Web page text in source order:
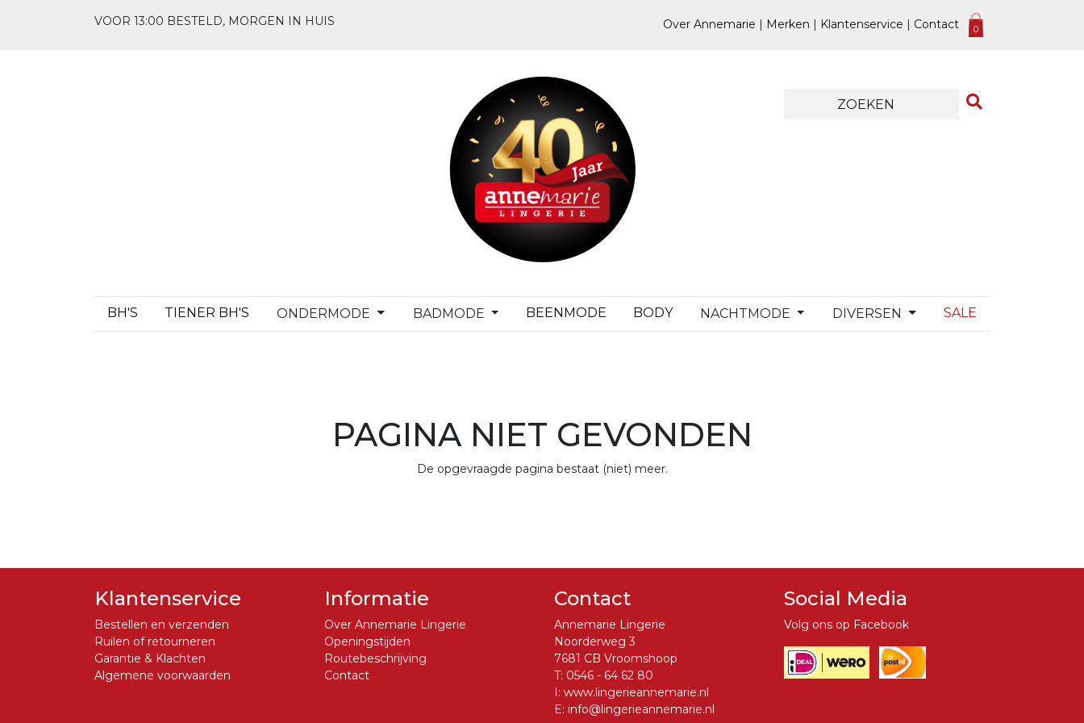
VOOR 13:00 BESTELD, MORGEN IN HUIS Over Annemarie | Merken | Klantenservice | Contact 0
BH'S TIENER BH'S ONDERMODE BADMODE BEENMODE BODY NACHTMODE DIVERSEN SALE
PAGINA NIET GEVONDEN
De opgevraagde pagina bestaat (niet) meer.
Klantenservice
Bestellen en verzenden
Ruilen of retourneren
Garantie & Klachten
Algemene voorwaarden
Informatie
Over Annemarie Lingerie
Openingstijden
Routebeschrijving
Contact
Contact
Annemarie Lingerie
Noorderweg 3
7681 CB Vroomshoop
T: 0546 - 64 62 80
I: www.lingerieannemarie.nl
E: info@lingerieannemarie.nl
Social Media
Volg ons op Facebook